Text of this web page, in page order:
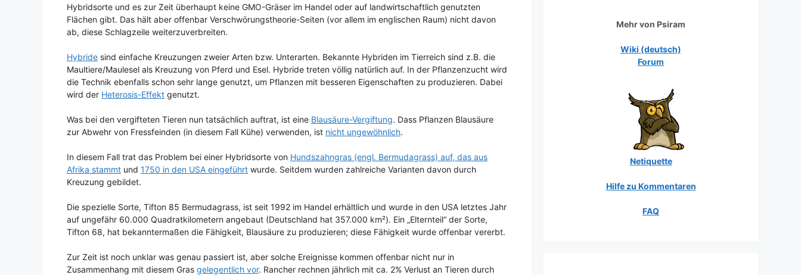
Hybridsorte und es zur Zeit überhaupt keine GMO-Gräser im Handel oder auf landwirtschaftlich genutzten
Flächen gibt. Das hält aber offenbar Verschwörungstheorie-Seiten (vor allem im englischen Raum) nicht davon
ab, diese Schlagzeile weiterzuverbreiten.
Hybride sind einfache Kreuzungen zweier Arten bzw. Unterarten. Bekannte Hybriden im Tierreich sind z.B. die
Maultiere/Maulesel als Kreuzung von Pferd und Esel. Hybride treten völlig natürlich auf. In der Pflanzenzucht wird
die Technik ebenfalls schon sehr lange genutzt, um Pflanzen mit besseren Eigenschaften zu produzieren. Dabei
wird der Heterosis-Effekt genutzt.
Was bei den vergifteten Tieren nun tatsächlich auftrat, ist eine Blausäure-Vergiftung. Dass Pflanzen Blausäure
zur Abwehr von Fressfeinden (in diesem Fall Kühe) verwenden, ist nicht ungewöhnlich.
In diesem Fall trat das Problem bei einer Hybridsorte von Hundszahngras (engl. Bermudagrass) auf, das aus
Afrika stammt und 1750 in den USA eingeführt wurde. Seitdem wurden zahlreiche Varianten davon durch
Kreuzung gebildet.
Die spezielle Sorte, Tifton 85 Bermudagrass, ist seit 1992 im Handel erhältlich und wurde in den USA letztes Jahr
auf ungefähr 60.000 Quadratkilometern angebaut (Deutschland hat 357.000 km²). Ein „Elternteil“ der Sorte,
Tifton 68, hat bekanntermaßen die Fähigkeit, Blausäure zu produzieren; diese Fähigkeit wurde offenbar vererbt.
Zur Zeit ist noch unklar was genau passiert ist, aber solche Ereignisse kommen offenbar nicht nur in
Zusammenhang mit diesem Gras gelegentlich vor. Rancher rechnen jährlich mit ca. 2% Verlust an Tieren durch
Mehr von Psiram
Wiki (deutsch)
Forum
Netiquette
Hilfe zu Kommentaren
FAQ